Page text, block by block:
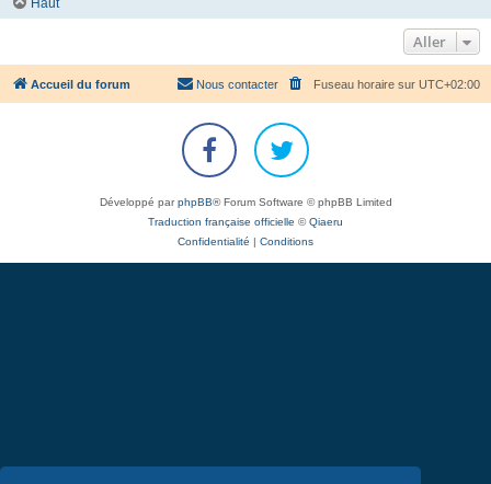
Haut
Aller
Accueil du forum Fuseau horaire sur UTC+02:00
Nous contacter
Développé parphpBB® Forum Software © phpBB Limited
Traduction française officielle ©Qiaeru
Confidentialité
Conditions